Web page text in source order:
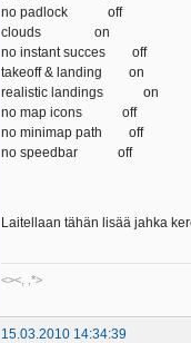
no padlock off
clouds on
no instant succes off
takeoff & landing on
realistic landings on
no map icons off
no minimap path off
no speedbar off
Laitellaan tähän lisää jahka
<><, ,*>
15.03.2010 14:34:39